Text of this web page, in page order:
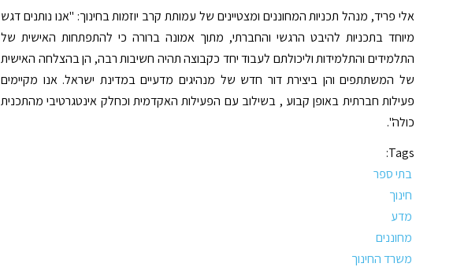
אלי פריד, מנהל תכניות המחוננים ומצטיינים של עמותת קרב יוזמות בחינוך: "אנו נותנים דגש
מיוחד בתכניות להיבט הרגשי והחברתי, מתוך אמונה ברורה כי להתפתחות האישית של
התלמידים והתלמידות וליכולתם לעבוד יחד כקבוצה תהיה חשיבות רבה, הן בהצלחה האישית
של המשתתפים והן ביצירת דור חדש של מנהיגים מדעיים במדינת ישראל. אנו מקיימים
פעילות חברתית באופן קבוע , בשילוב עם הפעילות האקדמית וכחלק אינטגרטיבי מהתכנית
כולה".
Tags:
בתי ספר
חינוך
מדע
מחוננים
משרד החינוך